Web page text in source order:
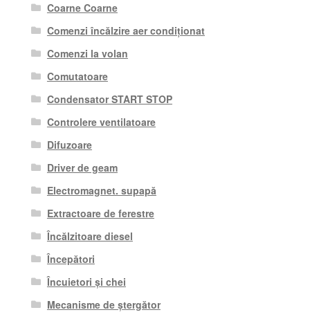
Coarne Coarne
Comenzi încălzire aer condiționat
Comenzi la volan
Comutatoare
Condensator START STOP
Controlere ventilatoare
Difuzoare
Driver de geam
Electromagnet. supapă
Extractoare de ferestre
Încălzitoare diesel
Începători
Încuietori și chei
Mecanisme de ștergător